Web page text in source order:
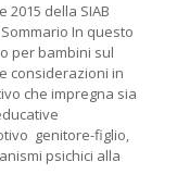
2015 della SIAB
In questo
per bambini sul
considerazioni in
che impregna sia
genitore-figlio,
psichici alla